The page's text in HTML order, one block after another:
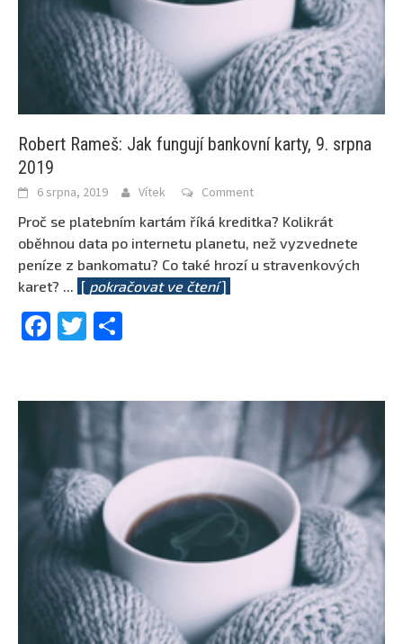
Robert Rameš: Jak fungují bankovní karty, 9. srpna
2019
6 srpna, 2019 Vítek Comment
Proč se platebním kartám říká kreditka? Kolikrát
oběhnou data po internetu planetu, než vyzvednete
peníze z bankomatu? Co také hrozí u stravenkových
karet?
[ pokračovat ve čtení]
Facebook
Twitter